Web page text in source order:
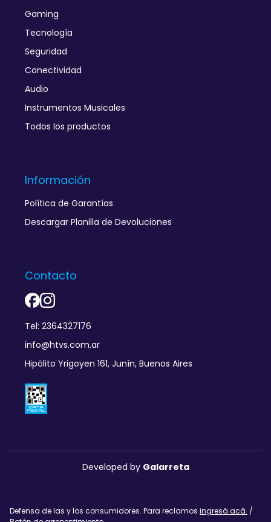
Gaming
Tecnología
Seguridad
Conectividad
Audio
Instrumentos Musicales
Todos los productos
Información
Política de Garantías
Descargar Planilla de Devoluciones
Contacto
Tel: 2364327176
info@htvs.com.ar
Hipólito Yrigoyen 161, Junín, Buenos Aires
Developed by Galarreta
Defensa de las y los consumidores. Para reclamos ingresá acá. /